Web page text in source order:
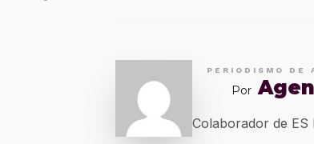
PERIODISMO DE
Por
Colaborador de ES